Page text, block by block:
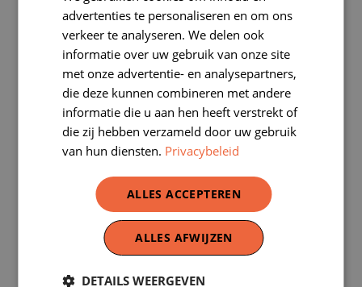
Knutseleen 16de-eeuws burgerhuis
Knutseleen 16de-eeuws huis op het platteland
Op de werf: de Toren van Babel
‘Wie is het?’-spel
De materialen
De beroepen en werktuigen
in de 16de eeuw en vandaag
De Kinderspelen
advertenties te personaliseren en om ons
verkeer te analyseren. We delen ook
informatie over uw gebruik van onze site
met onze advertentie- en analysepartners,
die deze kunnen combineren met andere
informatie die u aan hen heeft verstrekt of
die zij hebben verzameld door uw gebruik
van hun diensten. Privacybeleid
ALLES ACCEPTEREN
ALLES AFWIJZEN
DETAILS WEERGEVEN